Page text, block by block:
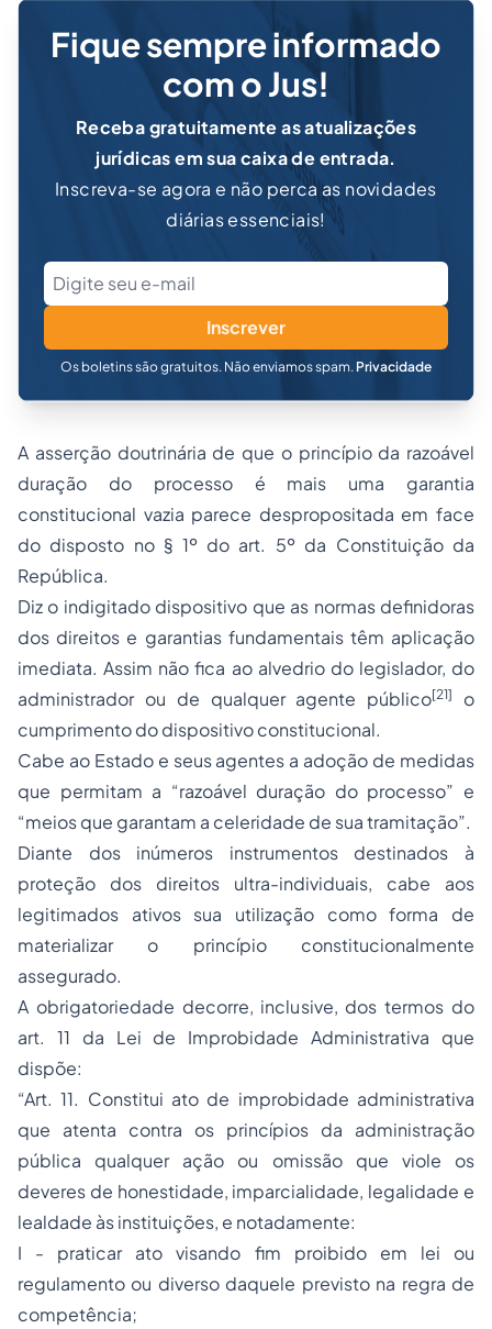
Fique sempre informado
com o Jus!
Receba gratuitamente as atualizações
jurídicas em sua caixa de entrada.
Inscreva-se agora e não perca as novidades
diárias essenciais!
Inscrever
Os boletins são gratuitos. Não enviamos spam. Privacidade
A asserção doutrinária de que o princípio da razoável
duração do processo é mais uma garantia
constitucional vazia parece despropositada em face
do disposto no § 1º do art. 5º da Constituição da
República.
Diz o indigitado dispositivo que as normas definidoras
dos direitos e garantias fundamentais têm aplicação
imediata. Assim não fica ao alvedrio do legislador, do
administrador ou de qualquer agente público[21]
o
cumprimento do dispositivo constitucional.
Cabe ao Estado e seus agentes a adoção de medidas
que permitam a “razoável duração do processo” e
“meios que garantam a celeridade de sua tramitação”.
Diante dos inúmeros instrumentos destinados à
proteção dos direitos ultra-individuais, cabe aos
legitimados ativos sua utilização como forma de
materializar o princípio constitucionalmente
assegurado.
A obrigatoriedade decorre, inclusive, dos termos do
art. 11 da Lei de Improbidade Administrativa que
dispõe:
“Art. 11. Constitui ato de improbidade administrativa
que atenta contra os princípios da administração
pública qualquer ação ou omissão que viole os
deveres de honestidade, imparcialidade, legalidade e
lealdade às instituições, e notadamente:
I - praticar ato visando fim proibido em lei ou
regulamento ou diverso daquele previsto na regra de
competência;